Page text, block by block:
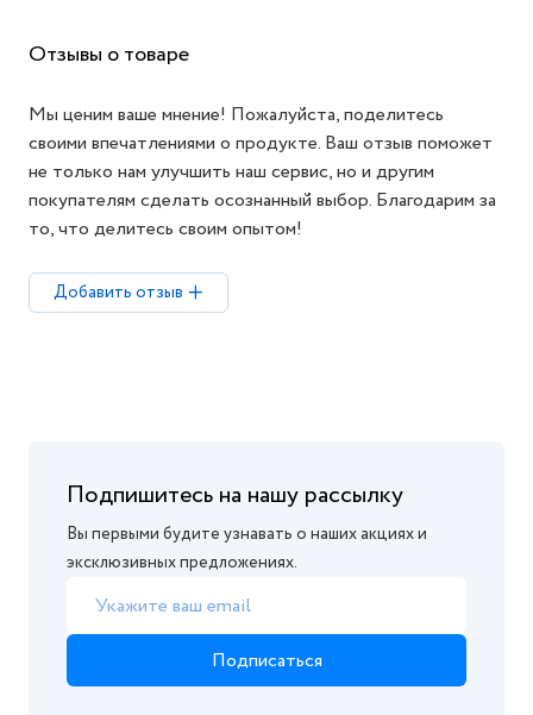
Отзывы о товаре
Мы ценим ваше мнение! Пожалуйста, поделитесь
своими впечатлениями о продукте. Ваш отзыв поможет
не только нам улучшить наш сервис, но и другим
покупателям сделать осознанный выбор. Благодарим за
то, что делитесь своим опытом!
Добавить отзыв
Подпишитесь на нашу рассылку
Вы первыми будите узнавать о наших акциях и
эксклюзивных предложениях.
Подписаться